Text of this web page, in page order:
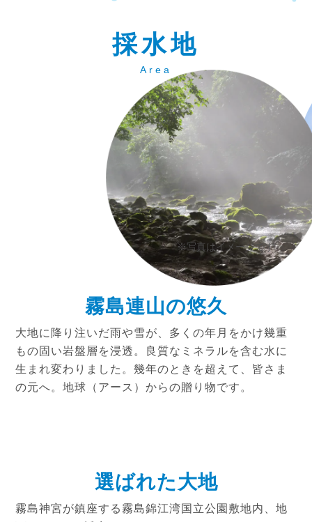
採水地
Area
※写真はイメージです
霧島連山の悠久
大地に降り注いだ雨や雪が、多くの年月をかけ幾重
もの固い岩盤層を浸透。良質なミネラルを含む水に
生まれ変わりました。幾年のときを超えて、皆さま
の元へ。地球（アース）からの贈り物です。
選ばれた大地
霧島神宮が鎮座する霧島錦江湾国立公園敷地内、地